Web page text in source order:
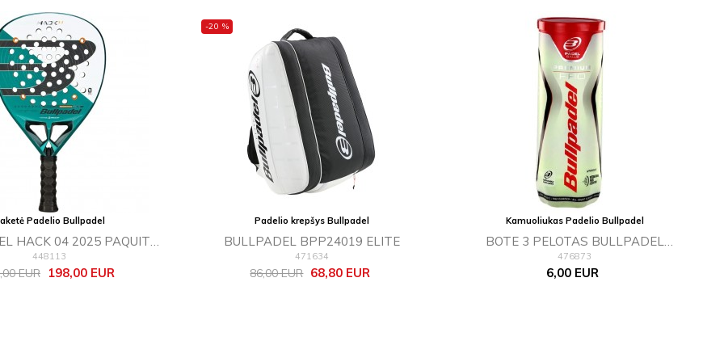
Padelio Bullpadel
HACK 04 2025 PAQUITO
NAVARRO
448113
EUR Kaina
198,00 EUR
-20 %
Padelio krepšys Bullpadel
BULLPADEL BPP24019 ELITE
471634
Bazinė
86,00 EUR Kaina
68,80 EUR
Kamuoliukas Padelio Bullpadel
BOTE 3 PELOTAS BULLPADEL
PREMIUM PRO
476873
Kaina
6,00 EUR